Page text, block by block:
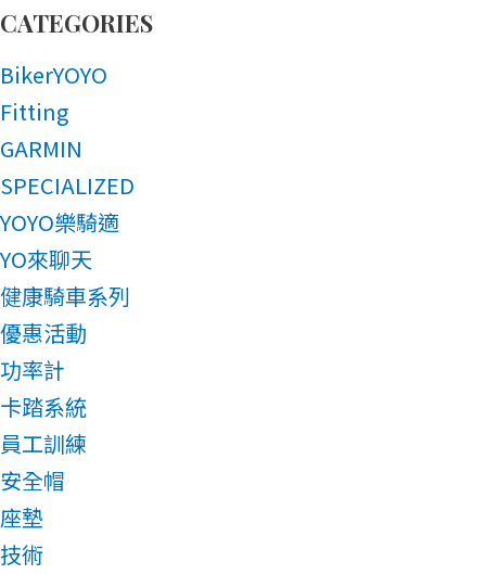
CATEGORIES
BikerYOYO
Fitting
GARMIN
SPECIALIZED
YOYO樂騎適
YO來聊天
健康騎車系列
優惠活動
功率計
卡踏系統
員工訓練
安全帽
座墊
技術